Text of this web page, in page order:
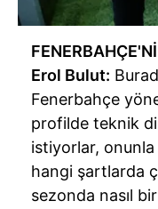
Erol Bulut:
Fenerbahçe
profilde teknik
istiyorlar, onunla
hangi şartlarda
sezonda nasıl